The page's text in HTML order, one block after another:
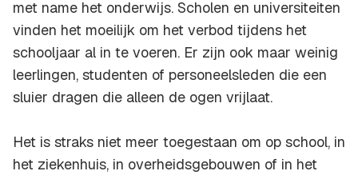
met name het onderwijs. Scholen en universiteiten
vinden het moeilijk om het verbod tijdens het
schooljaar al in te voeren. Er zijn ook maar weinig
leerlingen, studenten of personeelsleden die een
sluier dragen die alleen de ogen vrijlaat.
Het is straks niet meer toegestaan om op school, in
het ziekenhuis, in overheidsgebouwen of in het